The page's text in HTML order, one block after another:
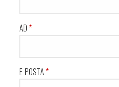
AD*
E-POSTA*